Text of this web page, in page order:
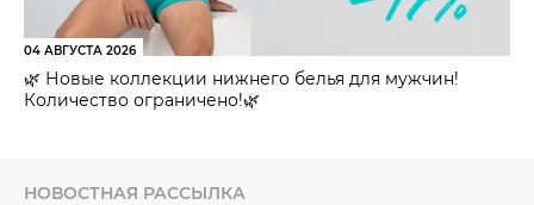
04 АВГУСТА 2026
🌿 Новые коллекции нижнего белья для мужчин!
Количество ограничено!🌿
НОВОСТНАЯ РАССЫЛКА